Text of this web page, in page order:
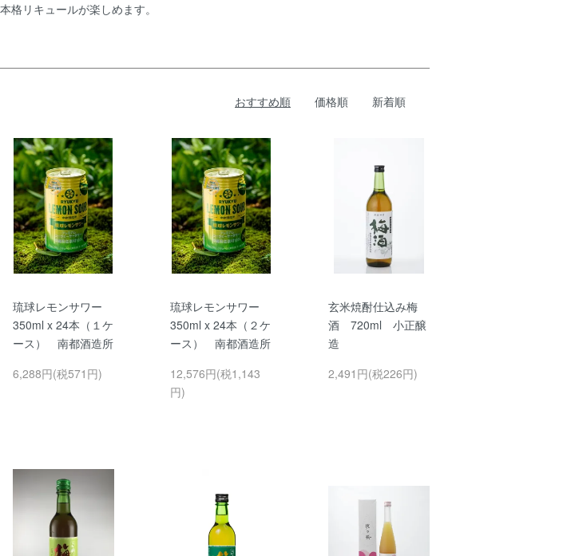
格リキュールが楽しめます。
おすすめ順 価格順 新着順
琉球レモンサワー
350ml x 24本（１ケ
ース） 南都酒造所
6,288円(税571円)
琉球レモンサワー
350ml x 24本（２ケ
ース） 南都酒造所
12,576円(税1,143
円)
玄米焼酎仕込み梅
酒 720ml 小正醸
造
2,491円(税226円)